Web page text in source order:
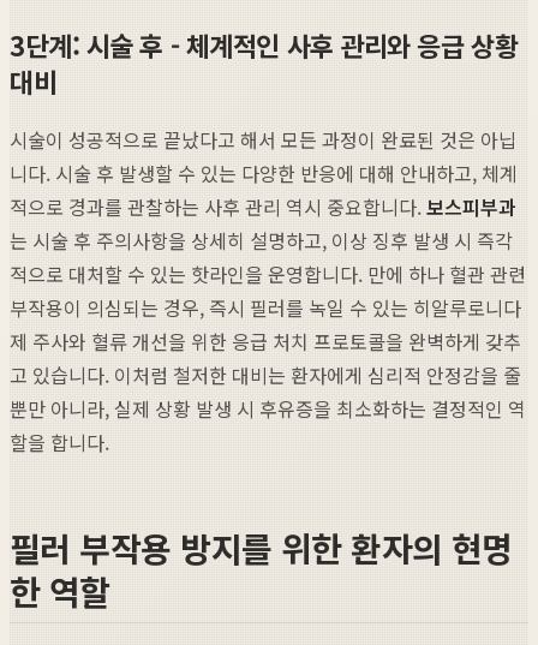
3단계: 시술 후 - 체계적인 사후 관리와 응급 상황
대비
시술이 성공적으로 끝났다고 해서 모든 과정이 완료된 것은 아닙
니다. 시술 후 발생할 수 있는 다양한 반응에 대해 안내하고, 체계
적으로 경과를 관찰하는 사후 관리 역시 중요합니다.보스피부과
는 시술 후 주의사항을 상세히 설명하고, 이상 징후 발생 시 즉각
적으로 대처할 수 있는 핫라인을 운영합니다. 만에 하나 혈관 관련
부작용이 의심되는 경우, 즉시 필러를 녹일 수 있는 히알루로니다
제 주사와 혈류 개선을 위한 응급 처치 프로토콜을 완벽하게 갖추
고 있습니다. 이처럼 철저한 대비는 환자에게 심리적 안정감을 줄
뿐만 아니라, 실제 상황 발생 시 후유증을 최소화하는 결정적인 역
할을 합니다.
필러 부작용 방지를 위한 환자의 현명
한 역할